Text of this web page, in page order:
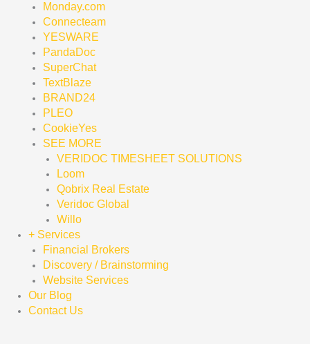
Monday.com
Connecteam
YESWARE
PandaDoc
SuperChat
TextBlaze
BRAND24
PLEO
CookieYes
SEE MORE
VERIDOC TIMESHEET SOLUTIONS
Loom
Qobrix Real Estate
Veridoc Global
Willo
+ Services
Financial Brokers
Discovery / Brainstorming
Website Services
Our Blog
Contact Us